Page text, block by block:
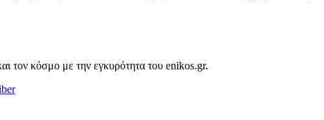
τον κόσμο με την εγκυρότητα του enikos.gr.